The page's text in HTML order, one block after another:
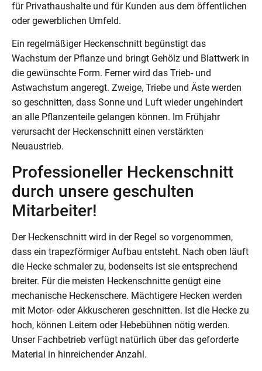
für Privathaushalte und für Kunden aus dem öffentlichen
oder gewerblichen Umfeld.
Ein regelmäßiger Heckenschnitt begünstigt das
Wachstum der Pflanze und bringt Gehölz und Blattwerk in
die gewünschte Form. Ferner wird das Trieb- und
Astwachstum angeregt. Zweige, Triebe und Äste werden
so geschnitten, dass Sonne und Luft wieder ungehindert
an alle Pflanzenteile gelangen können. Im Frühjahr
verursacht der Heckenschnitt einen verstärkten
Neuaustrieb.
Professioneller Heckenschnitt
durch unsere geschulten
Mitarbeiter!
Der Heckenschnitt wird in der Regel so vorgenommen,
dass ein trapezförmiger Aufbau entsteht. Nach oben läuft
die Hecke schmaler zu, bodenseits ist sie entsprechend
breiter. Für die meisten Heckenschnitte genügt eine
mechanische Heckenschere. Mächtigere Hecken werden
mit Motor- oder Akkuscheren geschnitten. Ist die Hecke zu
hoch, können Leitern oder Hebebühnen nötig werden.
Unser Fachbetrieb verfügt natürlich über das geforderte
Material in hinreichender Anzahl.